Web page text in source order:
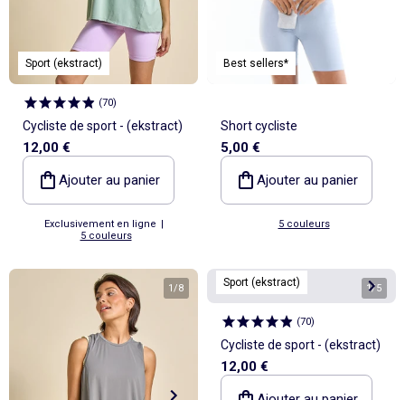
Sport (ekstract)
(70)
Cycliste de sport - (ekstract)
12,00 €
Ajouter au panier
Exclusivement en ligne |
5 couleurs
Best sellers*
Short cycliste
5,00 €
Ajouter au panier
5 couleurs
1/8 Sport (ekstract) 1/5
(70)
Cycliste de sport - (ekstract)
12,00 €